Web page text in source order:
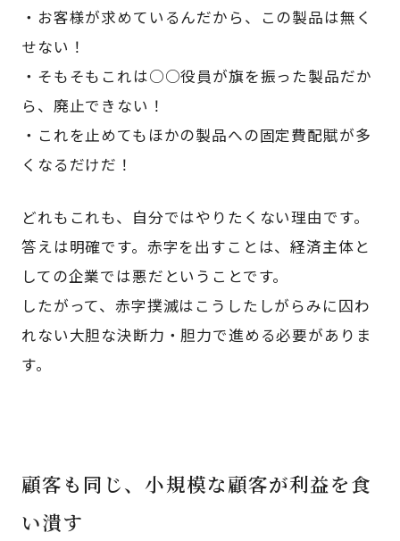
・お客様が求めているんだから、この製品は無く
せない！
・そもそもこれは○○役員が旗を振った製品だか
ら、廃止できない！
・これを止めてもほかの製品への固定費配賦が多
くなるだけだ！
どれもこれも、自分ではやりたくない理由です。
答えは明確です。赤字を出すことは、経済主体と
しての企業では悪だということです。
したがって、赤字撲滅はこうしたしがらみに囚わ
れない大胆な決断力・胆力で進める必要がありま
す。
顧客も同じ、小規模な顧客が利益を食
い潰す